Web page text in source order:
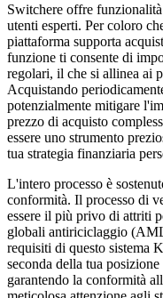
Switchere offre
utenti esperti. Per coloro
piattaforma supporta
funzione ti consente di
regolari, il che si allinea ai
Acquistando
potenzialmente mitigare
prezzo di acquisto
essere uno strumento
tua strategia finanziaria
L'intero processo è
conformità. Il processo di
essere il più privo di attriti
globali antiriciclaggio
requisiti di questo sistema
seconda della tua
garantendo la conformità